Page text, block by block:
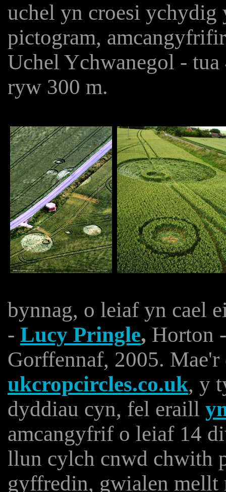
uchel yn croesi
pictogram,
Uchel Ychwanegol -
ryw 300 m.
bynnag, o leiaf yn cael
- Lucy Pringle, Horton
Gorffennaf, 2005.
ukcropcircles.co.uk, y
dyddiau cyn, fel eraill
amcangyfrif o leiaf 14
llun cylch cnwd chwith
gyffredin, gwialen